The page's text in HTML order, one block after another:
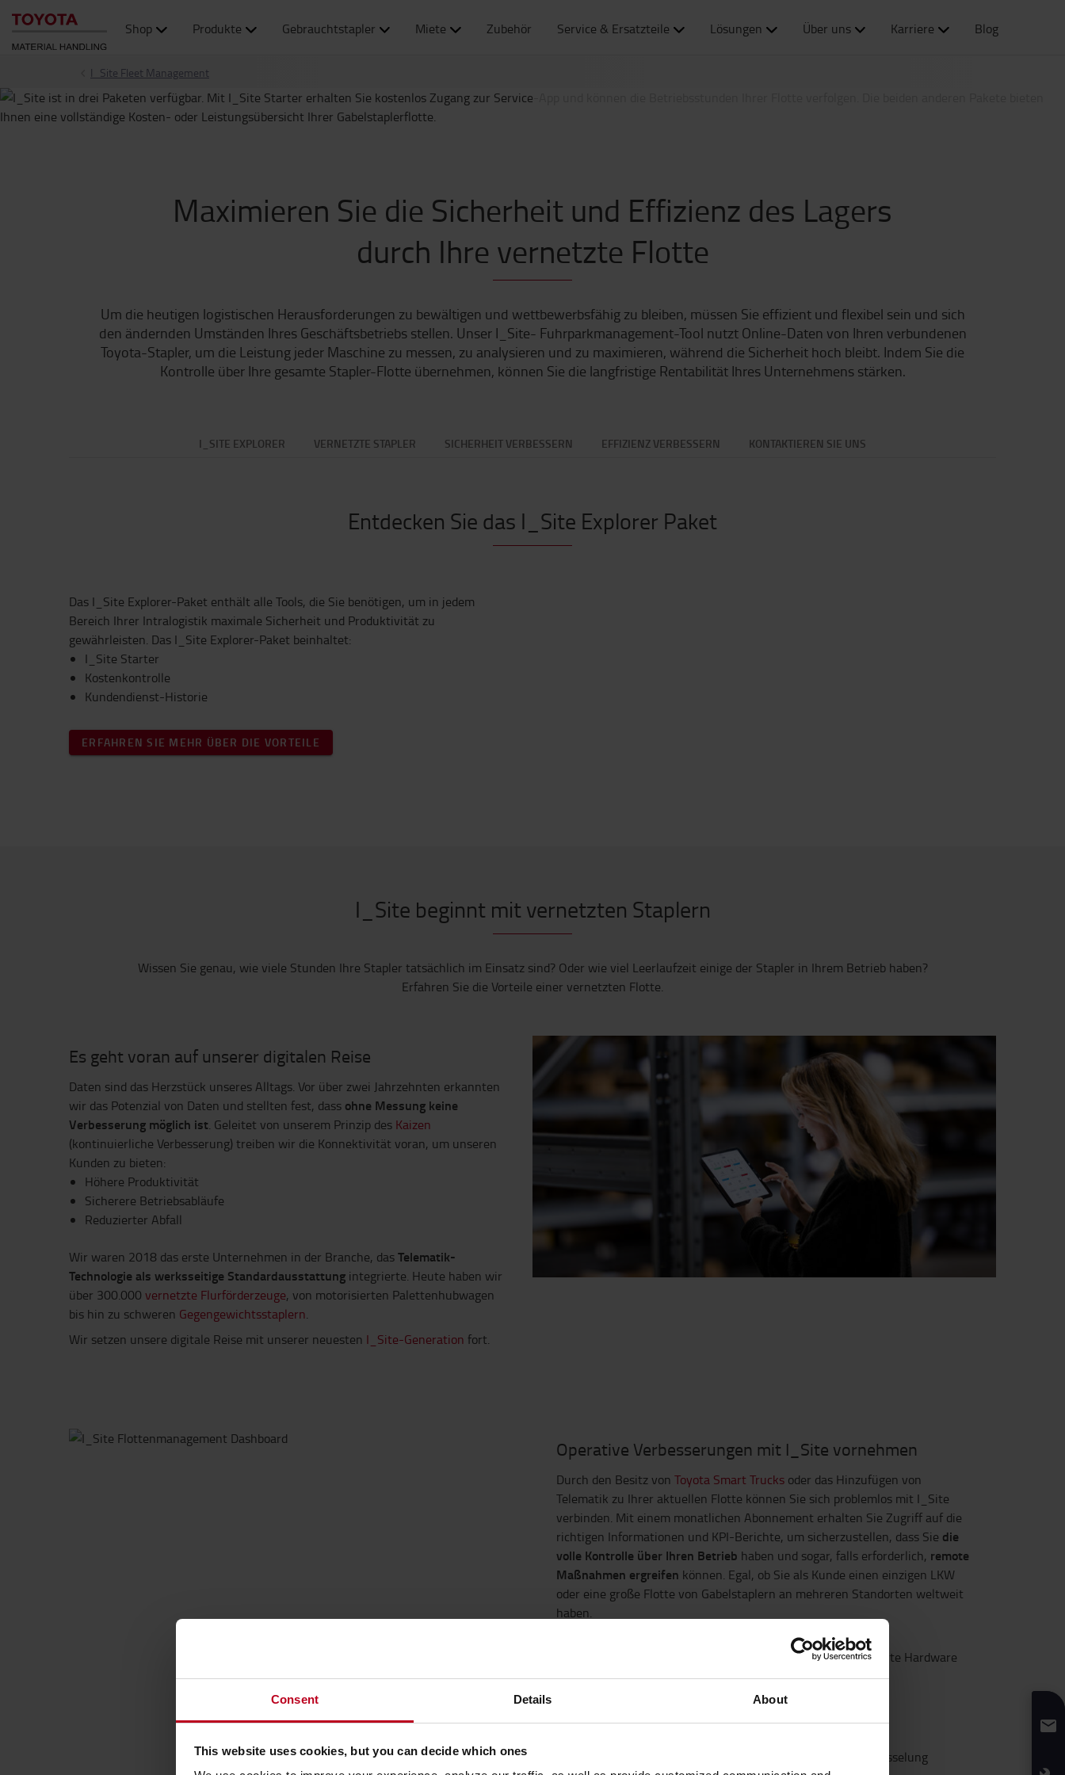
Consent Details About
This website uses cookies, but you can decide which ones
Shop Produkte Gebrauchtstapler Miete Zubehör Service & Ersatzteile Lösungen Über uns Karriere Blog
I_Site Fleet Management
Maximieren Sie die Sicherheit und Effizienz des Lagers
durch Ihre vernetzte Flotte
Um die heutigen logistischen Herausforderungen zu bewältigen und wettbewerbsfähig zu bleiben, müssen Sie effizient und flexibel sein und sich
den ändernden Umständen Ihres Geschäftsbetriebs stellen. Unser I_Site- Fuhrparkmanagement-Tool nutzt Online-Daten von Ihren verbundenen
Toyota-Stapler, um die Leistung jeder Maschine zu messen, zu analysieren und zu maximieren, während die Sicherheit hoch bleibt. Indem Sie die
Kontrolle über Ihre gesamte Stapler-Flotte übernehmen, können Sie die langfristige Rentabilität Ihres Unternehmens stärken.
I_SITE EXPLORER VERNETZTE STAPLER SICHERHEIT VERBESSERN EFFIZIENZ VERBESSERN KONTAKTIEREN SIE UNS
Entdecken Sie das I_Site Explorer Paket
Das I_Site Explorer-Paket enthält alle Tools, die Sie benötigen, um in jedem
Bereich Ihrer Intralogistik maximale Sicherheit und Produktivität zu
gewährleisten. Das I_Site Explorer-Paket beinhaltet:
I_Site Starter
Kostenkontrolle
Kundendienst-Historie
ERFAHREN SIE MEHR ÜBER DIE VORTEILE
I_Site beginnt mit vernetzten Staplern
Wissen Sie genau, wie viele Stunden Ihre Stapler tatsächlich im Einsatz sind? Oder wie viel Leerlaufzeit einige der Stapler in Ihrem Betrieb haben?
Erfahren Sie die Vorteile einer vernetzten Flotte.
Es geht voran auf unserer digitalen Reise
Daten sind das Herzstück unseres Alltags. Vor über zwei Jahrzehnten erkannten
wir das Potenzial von Daten und stellten fest, dass ohne Messung keine
Verbesserung möglich ist. Geleitet von unserem Prinzip des Kaizen
(kontinuierliche Verbesserung) treiben wir die Konnektivität voran, um unseren
Kunden zu bieten:
Höhere Produktivität
Sicherere Betriebsabläufe
Reduzierter Abfall
Wir waren 2018 das erste Unternehmen in der Branche, dasTelematik-
Technologie als werksseitige Standardausstattung integrierte. Heute haben wir
über 300.000 vernetzte Flurförderzeuge, von motorisierten Palettenhubwagen
bis hin zu schweren Gegengewichtsstaplern.
Wir setzen unsere digitale Reise mit unserer neuesten I_Site-Generation fort.
Operative Verbesserungen mit I_Site vornehmen
Durch den Besitz von Toyota Smart Trucks oder das Hinzufügen von
Telematik zu Ihrer aktuellen Flotte können Sie sich problemlos mit I_Site
verbinden. Mit einem monatlichen Abonnement erhalten Sie Zugriff auf die
richtigen Informationen und KPI-Berichte, um sicherzustellen, dass Sie die
volle Kontrolle über Ihren Betrieb haben und sogar, falls erforderlich, remote
Maßnahmen ergreifen können. Egal, ob Sie als Kunde einen einzigen LKW
oder eine große Flotte von Gabelstaplern an mehreren Standorten weltweit
haben.
Verfügt bei der Mehrzahl der Toyota-Modelle über integrierte Hardware
Erfordert keine lokale Installation oder Infrastrukturkosten
Wird über Mobilfunk Technologie vernetzt (SIM-Karten)
Bietet Multi-User-Zugang und End-to-End-Datenverschlüsselung